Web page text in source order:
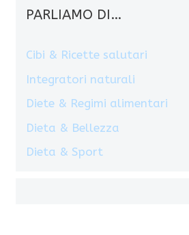
PARLIAMO DI…
Cibi & Ricette salutari
Integratori naturali
Diete & Regimi alimentari
Dieta & Bellezza
Dieta & Sport